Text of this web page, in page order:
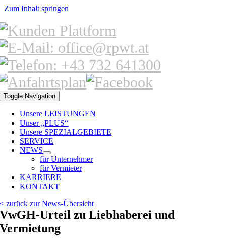
Zum Inhalt springen
Toggle Navigation
Unsere LEISTUNGEN
Unser „PLUS“
Unsere SPEZIALGEBIETE
SERVICE
NEWS
für Unternehmer
für Vermieter
KARRIERE
KONTAKT
< zurück zur News-Übersicht
VwGH-Urteil zu Liebhaberei und
Vermietung